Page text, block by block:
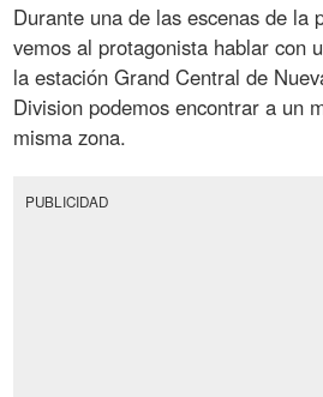
Durante una de las escenas de la
vemos al protagonista hablar con
la estación Grand Central de
Division podemos encontrar a un
misma zona.
PUBLICIDAD